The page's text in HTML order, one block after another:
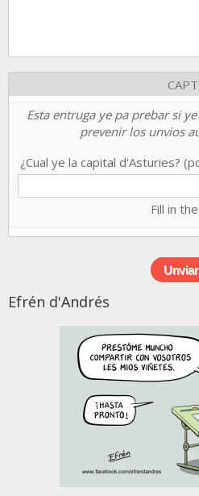
Esta entruga ye pa prebar si
prevenir los unvios
¿Cual ye la capital d'Asturies?
Fill in
Efrén d'Andrés